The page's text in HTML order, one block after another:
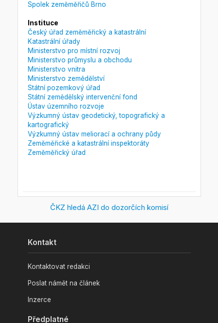
Spolek zeměměřičů Brno
Instituce
Český úřad zeměměřický a katastrální
Katastrální úřady
Ministerstvo pro místní rozvoj
Ministerstvo průmyslu a obchodu
Ministerstvo vnitra
Ministerstvo zemědělství
Státní pozemkový úřad
Státní zemědělský intervenční fond
Ústav územního rozvoje
Výzkumný ústav geodetický, topografický a
kartografický
Výzkumný ústav meliorací a ochrany půdy
Zeměměřické a katastrální inspektoráty
Zeměměřický úřad
ČKZ hledá AZI do dozorčích komisí
Kontakt
Kontaktovat redakci
Poslat námět na článek
Inzerce
Předplatné